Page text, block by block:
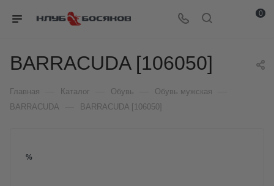
0
BARRACUDA [106050]
Главная Каталог Обувь Обувь мужская
BARRACUDA BARRACUDA [106050]
%